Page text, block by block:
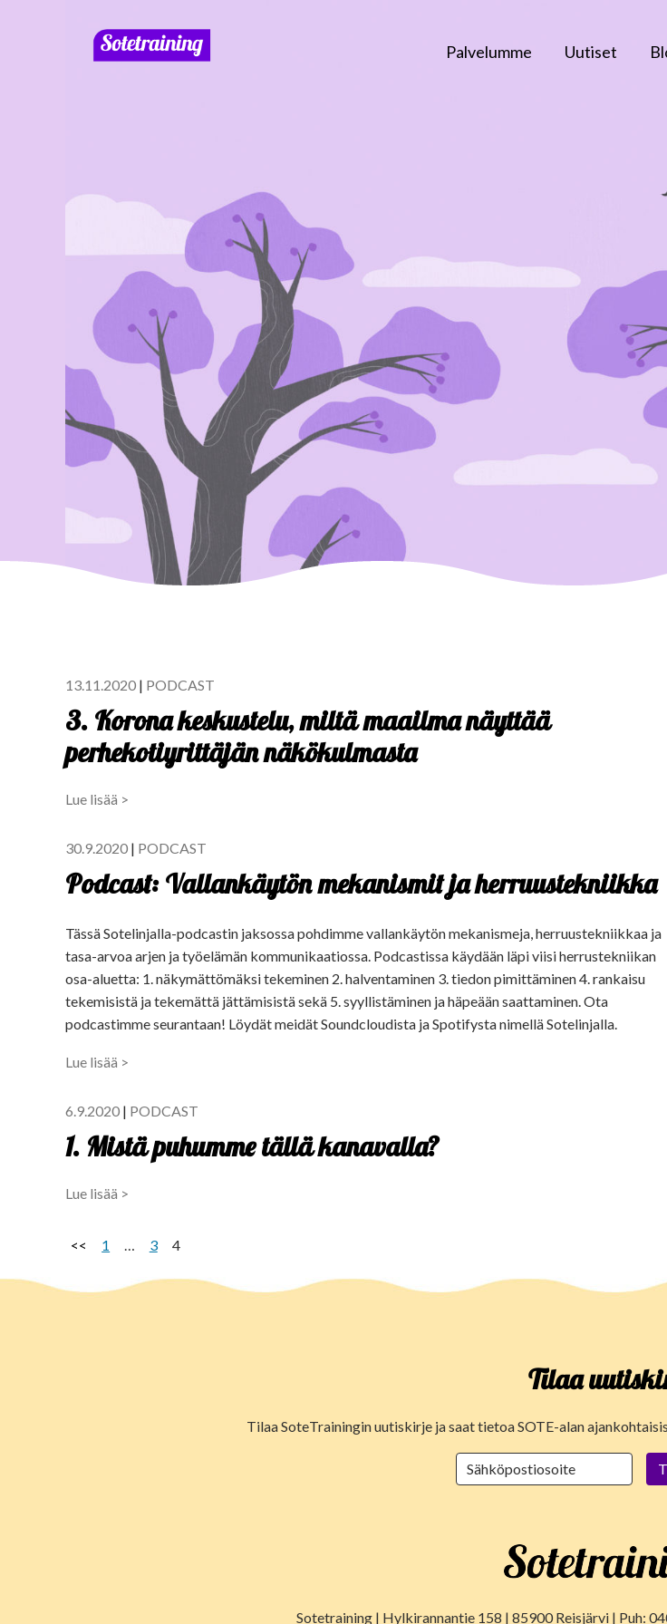
Palvelumme Uutiset
13.11.2020 | PODCAST
3. Korona keskustelu, miltä maailma näyttää
perhekotiyrittäjän näkökulmasta
Lue lisää >
30.9.2020 | PODCAST
Podcast: Vallankäytön mekanismit ja herruustekniikka
Tässä Sotelinjalla-podcastin jaksossa pohdimme vallankäytön mekanismeja, herruustekniikkaa ja
tasa-arvoa arjen ja työelämän kommunikaatiossa. Podcastissa käydään läpi viisi herrustekniikan
osa-aluetta: 1. näkymättömäksi tekeminen 2. halventaminen 3. tiedon pimittäminen 4. rankaisu
tekemisistä ja tekemättä jättämisistä sekä 5. syyllistäminen ja häpeään saattaminen. Ota
podcastimme seurantaan! Löydät meidät Soundcloudista ja Spotifysta nimellä Sotelinjalla.
Lue lisää >
6.9.2020 | PODCAST
1. Mistä puhumme tällä kanavalla?
Lue lisää >
<< 1 … 3 4
Tilaa
Tilaa SoteTrainingin uutiskirje ja saat tietoa SOTE-alan
Sotetraining | Hylkirannantie 158 | 85900 Reisjärvi | Puh: